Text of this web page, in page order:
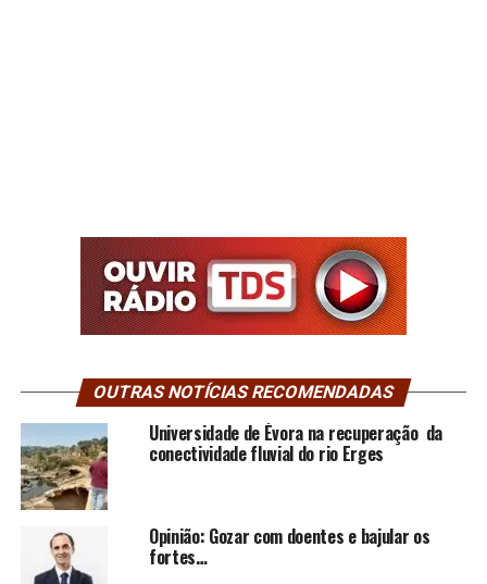
OUTRAS NOTÍCIAS RECOMENDADAS
Universidade de Évora na recuperação da
conectividade fluvial do rio Erges
Opinião: Gozar com doentes e bajular os
fortes…